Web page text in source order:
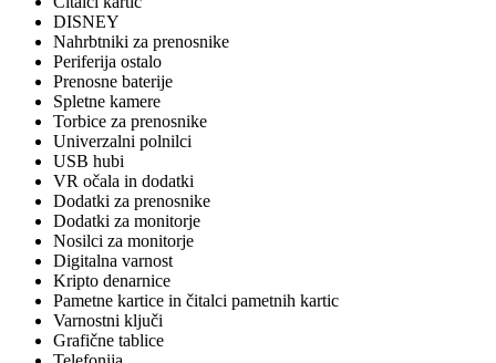
DISNEY
Nahrbtniki za prenosnike
Periferija ostalo
Prenosne baterije
Spletne kamere
Torbice za prenosnike
Univerzalni polnilci
USB hubi
VR očala in dodatki
Dodatki za prenosnike
Dodatki za monitorje
Nosilci za monitorje
Digitalna varnost
Kripto denarnice
Pametne kartice in čitalci pametnih kartic
Varnostni ključi
Grafične tablice